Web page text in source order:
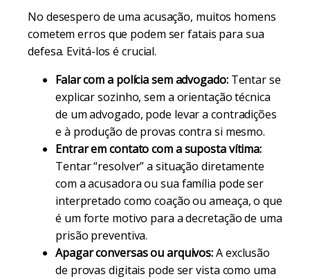
No desespero de uma acusação, muitos homens
cometem erros que podem ser fatais para sua
defesa. Evitá-los é crucial.
Falar com a polícia sem advogado:Tentar se
explicar sozinho, sem a orientação técnica
de um advogado, pode levar a contradições
e à produção de provas contra si mesmo.
Entrar em contato com a suposta vítima:
Tentar “resolver” a situação diretamente
com a acusadora ou sua família pode ser
interpretado como coação ou ameaça, o que
é um forte motivo para a decretação de uma
prisão preventiva.
Apagar conversas ou arquivos:A exclusão
de provas digitais pode ser vista como uma